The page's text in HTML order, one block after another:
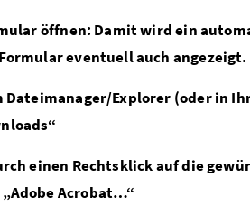
öffnen: Damit wird ein
eventuell auch
Dateimanager/Explorer (oder in
einen Rechtsklick auf die
Acrobat…“